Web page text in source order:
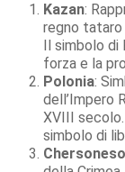
Kazan:
regno tataro
Il simbolo
forza e la
Polonia:
dell’Impero
XVIII
simbolo di